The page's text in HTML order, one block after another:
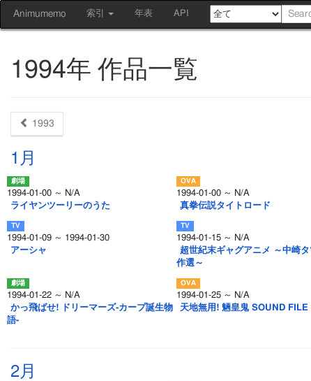
Animumemo 索引 年表 API
1994年 作品一覧
1993
1月
1994-01-00 ～ N/A
ライヤンツーリーのうた
1994-01-00 ～ N/A
真拳伝説タイトロード
1994-01-09 ～ 1994-01-30
アーシャ
1994-01-15 ～ N/A
超世紀末ギャグアニメ ～中崎
作選～
1994-01-22 ～ N/A
かっ飛ばせ! ドリーマーズ-カープ誕生物
語-
1994-01-25 ～ N/A
天地無用! 魎皇鬼 SOUND FILE
2月